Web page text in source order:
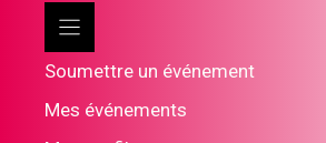
Soumettre un événement
Mes événements